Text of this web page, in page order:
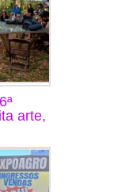
arte,